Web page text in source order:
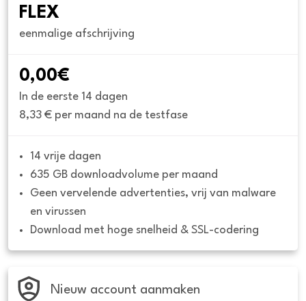
FLEX
eenmalige afschrijving
0,00€
In de eerste 14 dagen
8,33 € per maand na de testfase
14 vrije dagen
635 GB downloadvolume per maand
Geen vervelende advertenties, vrij van malware
en virussen
Download met hoge snelheid & SSL-codering
Nieuw account aanmaken